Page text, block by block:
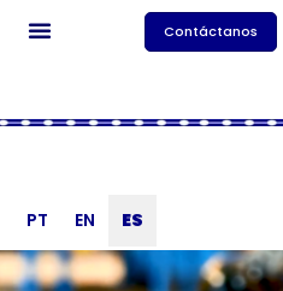
Contáctanos
PT EN ES